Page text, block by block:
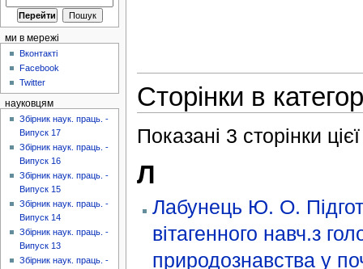
Сторінки в
Показані 3 сторінки
Л
Лабунець Ю. О.
вітагенного навч.з
природознавства у
ми в мережі
Вконтакті
Facebook
Twitter
науковцям
Збірник наук. праць. -
Випуск 17
Збірник наук. праць. -
Випуск 16
Збірник наук. праць. -
Випуск 15
Збірник наук. праць. -
Випуск 14
Збірник наук. праць. -
Випуск 13
Збірник наук. праць. -